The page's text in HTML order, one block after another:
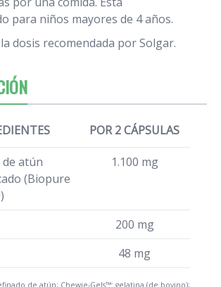
para niños mayores de 4 años.
dosis recomendada por Solgar.
POR 2 CÁPSULAS
de atún
(Biopure
1.100 mg
200 mg
48 mg
de atún; Chewie-Gels™: gelatina (de bovino);